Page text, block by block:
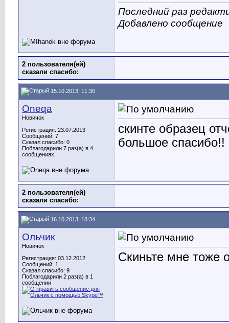
Последний раз
Добавлено сообщение
2 пользователя(ей)
сказали cпасибо:
15.10.2013, 11:30
Oneqa
Новичок
Регистрация: 23.07.2013
Сообщений: 7
Сказал спасибо: 0
Поблагодарили 7 раз(а) в 4
сообщениях
скинте образец
большое спасибо!!
2 пользователя(ей)
сказали cпасибо:
16.10.2013, 18:34
Ольчик
Новичок
Регистрация: 03.12.2012
Сообщений: 1
Сказал спасибо: 9
Поблагодарили 2 раз(а) в 1
сообщении
Скиньте мне тоже